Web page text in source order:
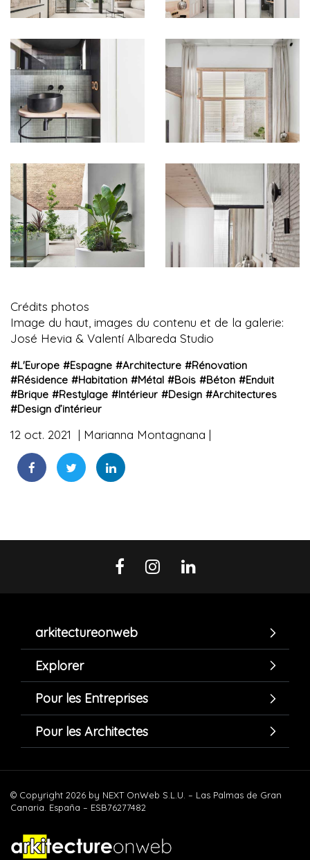
Crédits photos
Image du haut, images du contenu et de la galerie:
José Hevia & Valentí Albareda Studio
#L'Europe #Espagne #Architecture #Rénovation
#Résidence #Habitation #Métal #Bois #Béton #Enduit
#Brique #Restylage #Intérieur #Design #Architectures
#Design d’intérieur
12 oct. 2021 Marianna Montagnana
arkitectureonweb
Explorer
Pour les Entreprises
Pour les Architectes
© Copyright 2026 by NEXT OnWeb S.L.U. – Las Palmas de Gran
Canaria. España – ESB76277482